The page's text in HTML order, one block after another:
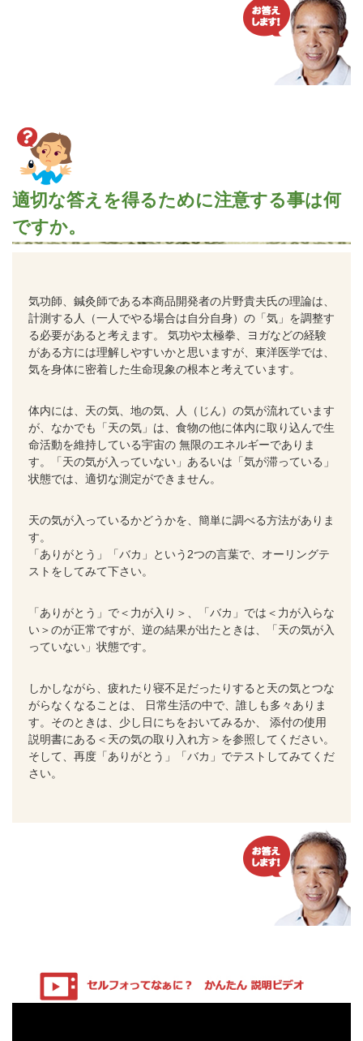
適切な答えを得るために注意する事は何
ですか。
気功師、鍼灸師である本商品開発者の片野貴夫氏の理論は、
計測する人（一人でやる場合は自分自身）の「気」を調整す
る必要があると考えます。 気功や太極拳、ヨガなどの経験
がある方には理解しやすいかと思いますが、東洋医学では、
気を身体に密着した生命現象の根本と考えています。
体内には、天の気、地の気、人（じん）の気が流れています
が、なかでも「天の気」は、食物の他に体内に取り込んで生
命活動を維持している宇宙の 無限のエネルギーでありま
す。「天の気が入っていない」あるいは「気が滞っている」
状態では、適切な測定ができません。
天の気が入っているかどうかを、簡単に調べる方法がありま
す。
「ありがとう」「バカ」という2つの言葉で、オーリングテ
ストをしてみて下さい。
「ありがとう」で＜力が入り＞、「バカ」では＜力が入らな
い＞のが正常ですが、逆の結果が出たときは、「天の気が入
っていない」状態です。
しかしながら、疲れたり寝不足だったりすると天の気とつな
がらなくなることは、 日常生活の中で、誰しも多々ありま
す。そのときは、少し日にちをおいてみるか、 添付の使用
説明書にある＜天の気の取り入れ方＞を参照してください。
そして、再度「ありがとう」「バカ」でテストしてみてくだ
さい。